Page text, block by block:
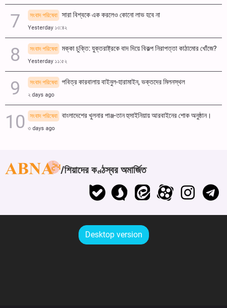
সংবাদ পরিষেবা সারা বিশ্বকে এক করলেও কোনো লাভ হবে না
Yesterday ১৩:৪২
সংবাদ পরিষেবা মক্কা চুক্তি: যুক্তরাষ্ট্রকে বাদ দিয়ে বিকল্প নিরাপত্তা কাঠামোর খোঁজে?
Yesterday ১১:৫২
সংবাদ পরিষেবা পবিত্র কারবালায় বাইনুল-হারামাইন, ভক্তদের মিলনস্থল
২ days ago
সংবাদ পরিষেবা বাংলাদেশের খুলনার পাঞ্জ-তান হুসাইনিয়ায় আরবাইনের শোক অনুষ্ঠান।
৩ days ago
শিয়াদের কণ্ঠস্বর অমার্জিত
Desktop version